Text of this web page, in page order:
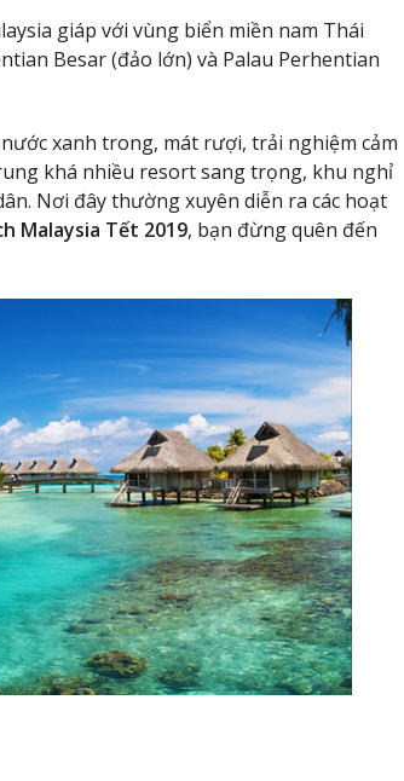
giáp với vùng biển miền nam Thái
Besar (đảo lớn) và Palau Perhentian
xanh trong, mát rượi, trải nghiệm cảm
khá nhiều resort sang trọng, khu nghỉ
Nơi đây thường xuyên diễn ra các hoạt
Malaysia Tết 2019, bạn đừng quên đến